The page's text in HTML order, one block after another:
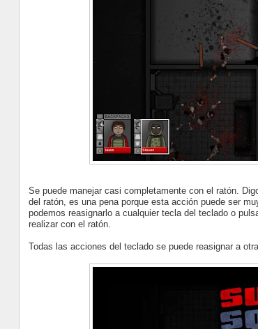
Se puede manejar casi completamente con el ratón.
del ratón, es una pena porque esta acción puede ser
podemos reasignarlo a cualquier tecla del teclado o
realizar con el ratón.
Todas las acciones del teclado se puede reasignar a